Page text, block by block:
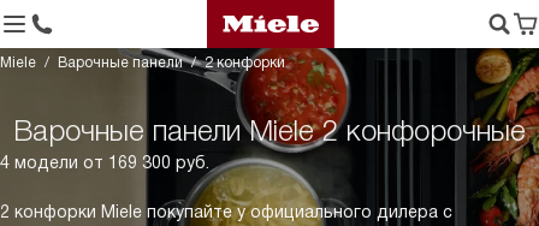
Miele Варочные панели 2 конфорки
Варочные панели Miele 2 конфорочные
4 модели от 169 300 руб.
2 конфорки Miele покупайте у официального дилера с